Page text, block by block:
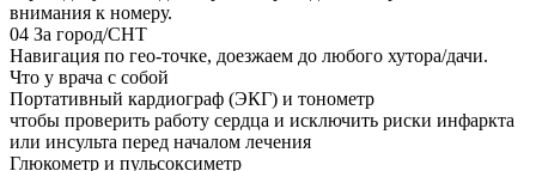
внимания к номеру.
04 За город/СНТ
Навигация по гео-точке, доезжаем до любого хутора/дачи.
Что у врача с собой
Портативный кардиограф (ЭКГ) и тонометр
чтобы проверить работу сердца и исключить риски инфаркта
или инсульта перед началом лечения
Глюкометр и пульсоксиметр